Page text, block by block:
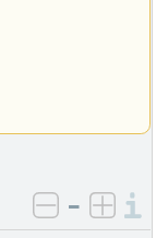
negativ
–